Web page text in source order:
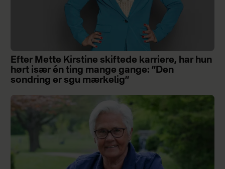
Efter Mette Kirstine skiftede karriere, har hun
hørt især én ting mange gange: ”Den
sondring er sgu mærkelig”